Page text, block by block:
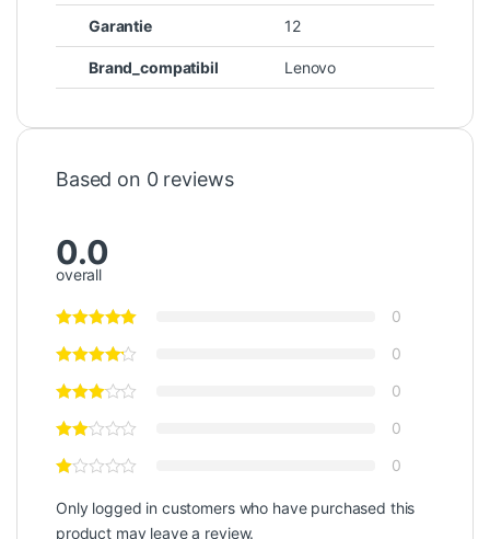
Garantie 12
Brand_compatibil Lenovo
Based on 0 reviews
0.0
overall
0
0
0
0
0
Only logged in customers who have purchased this
product may leave a review.